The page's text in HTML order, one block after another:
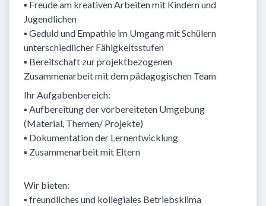
▪ Freude am kreativen Arbeiten mit Kindern und
Jugendlichen
▪ Geduld und Empathie im Umgang mit Schülern
unterschiedlicher Fähigkeitsstufen
▪ Bereitschaft zur projektbezogenen
Zusammenarbeit mit dem pädagogischen Team
Ihr Aufgabenbereich:
▪ Aufbereitung der vorbereiteten Umgebung
(Material, Themen/ Projekte)
▪ Dokumentation der Lernentwicklung
▪ Zusammenarbeit mit Eltern
Wir bieten:
▪ freundliches und kollegiales Betriebsklima